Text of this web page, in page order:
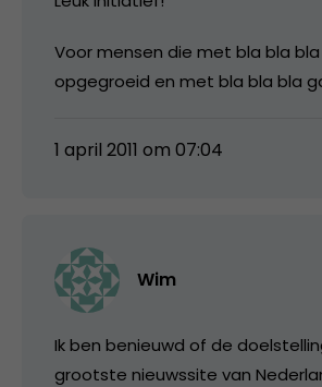
Voor mensen die met bla bla bla
opgegroeid en met bla bla bla
1 april 2011 om 07:04
Wim
Ik ben benieuwd of de
grootste nieuwssite van